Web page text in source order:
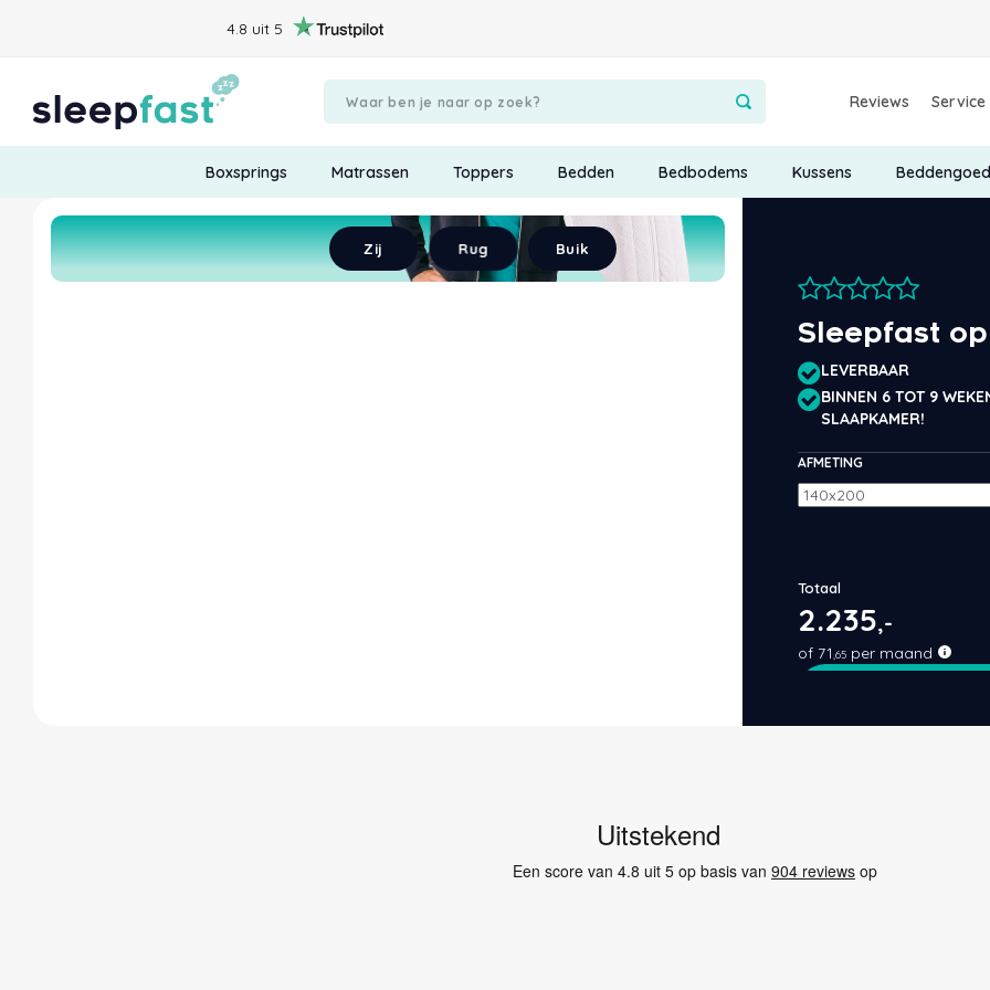
4.8 uit 5
Reviews Service
Boxsprings Matrassen Toppers Bedden Bedbodems Kussens Beddengoed
Zij Rug Buik
Verstuur
Begin met chatten
Sleepfast
LEVERBAAR
BINNEN 6 TOT 9
SLAAPKAMER!
AFMETING
Totaal
2.235,-
of 71 ,65 per maand